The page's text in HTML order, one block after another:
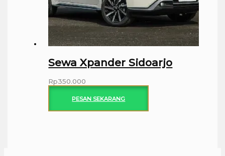
Sewa Xpander Sidoarjo
Rp350.000
PESAN SEKARANG